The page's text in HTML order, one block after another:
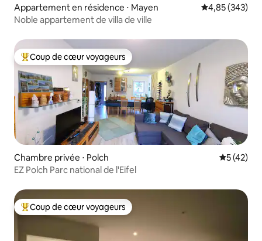
Appartement en résidence ⋅ Mayen Évaluation
4,85 (343)
Noble appartement de villa de ville
Coups de cœur voyageurs les plus appréciés
Coup de cœur voyageurs
Chambre privée ⋅ Polch
5 (42)
EZ Polch Parc national de l'Eifel
Coups de cœur voyageurs les plus appréciés
Coup de cœur voyageurs